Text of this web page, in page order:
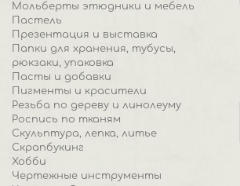
Мольберты этюдники и мебель
Пастель
Презентация и выставка
Папки для хранения, тубусы,
рюкзаки, упаковка
Пасты и добавки
Пигменты и красители
Резьба по дереву и линолеуму
Роспись по тканям
Скульптура, лепка, литье
Скрапбукинг
Хобби
Чертежные инструменты